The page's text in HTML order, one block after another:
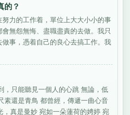
的？
力的工作着，單位上大大小小的事
無怨無悔、盡職盡責的去做。我只
事，憑着自己的良心去搞工作。我
，只能聽見一個人的心跳 無論，低
素還是青鳥 都曾經，傳遞一曲心音
，真是曼妙 宛如一朵蓮荷的娉婷 宛